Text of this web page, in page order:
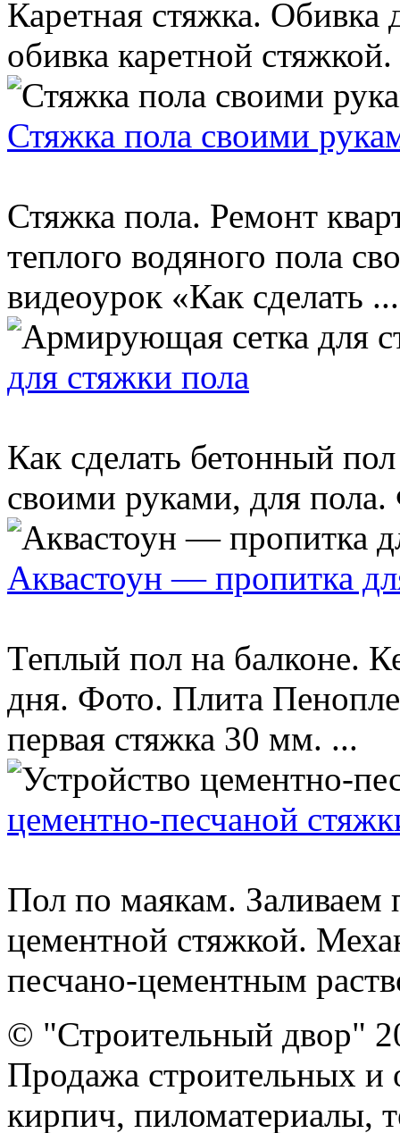
Каретная стяжка. Обивка
обивка каретной
Стяжка пола своими
Стяжка пола. Ремонт
теплого водяного пола
видеоурок «Как сделать ...
для стяжки пола
Как сделать бетонный
своими руками, для
Аквастоун — пропитка
Теплый пол на балконе.
дня. Фото. Плита
первая стяжка 30 мм. ...
цементно-песчаной
Пол по маякам. Заливаем
цементной стяжкой.
песчано-цементным
© "Строительный двор"
Продажа строительных и
кирпич, пиломатериалы,